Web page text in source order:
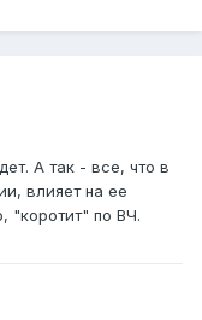
А так - все, что в
влияет на ее
"коротит" по ВЧ.